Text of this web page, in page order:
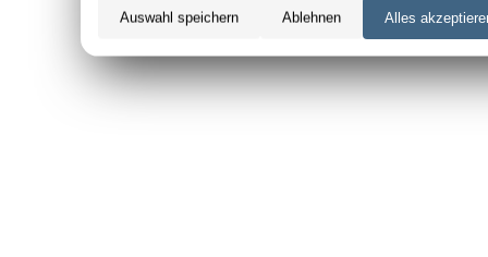
Auswahl speichern Ablehnen Alles